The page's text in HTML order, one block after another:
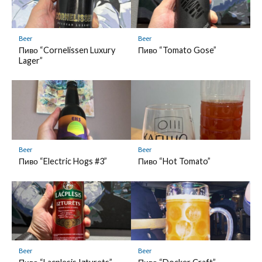
Beer
Пиво “Cornelissen Luxury
Lager”
Beer
Пиво “Tomato Gose”
Beer
Пиво “Electric Hogs #3”
Beer
Пиво “Hot Tomato”
Beer Beer